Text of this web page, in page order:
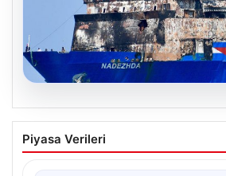
08.08.2026
Karadeniz’de vurulan
görüntü. Türkiye’ye ulaştı,
Piyasa Verileri